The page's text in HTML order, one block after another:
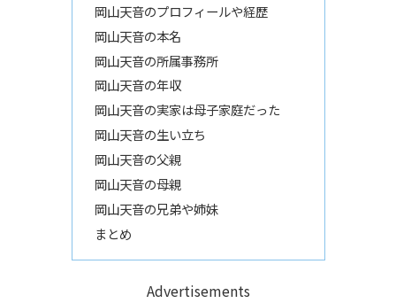
岡山天音のプロフィールや経歴
岡山天音の本名
岡山天音の所属事務所
岡山天音の年収
岡山天音の実家は母子家庭だった
岡山天音の生い立ち
岡山天音の父親
岡山天音の母親
岡山天音の兄弟や姉妹
まとめ
Advertisements